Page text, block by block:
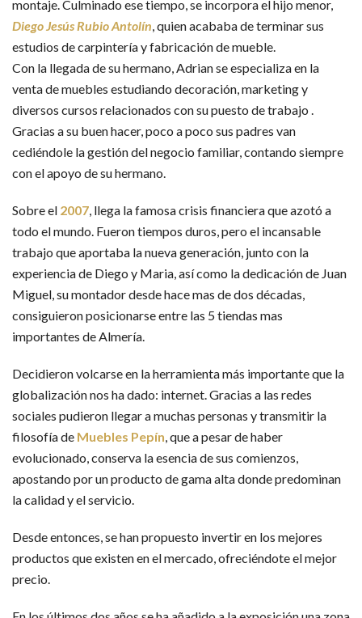
montaje. Culminado ese tiempo, se incorpora el hijo menor,
Diego Jesús Rubio Antolín, quien acababa de terminar sus
estudios de carpintería y fabricación de mueble.
Con la llegada de su hermano, Adrian se especializa en la
venta de muebles estudiando decoración, marketing y
diversos cursos relacionados con su puesto de trabajo .
Gracias a su buen hacer, poco a poco sus padres van
cediéndole la gestión del negocio familiar, contando siempre
con el apoyo de su hermano.
Sobre el 2007, llega la famosa crisis financiera que azotó a
todo el mundo. Fueron tiempos duros, pero el incansable
trabajo que aportaba la nueva generación, junto con la
experiencia de Diego y Maria, así como la dedicación de Juan
Miguel, su montador desde hace mas de dos décadas,
consiguieron posicionarse entre las 5 tiendas mas
importantes de Almería.
Decidieron volcarse en la herramienta más importante que la
globalización nos ha dado: internet. Gracias a las redes
sociales pudieron llegar a muchas personas y transmitir la
filosofía de Muebles Pepín, que a pesar de haber
evolucionado, conserva la esencia de sus comienzos,
apostando por un producto de gama alta donde predominan
la calidad y el servicio.
Desde entonces, se han propuesto invertir en los mejores
productos que existen en el mercado, ofreciéndote el mejor
precio.